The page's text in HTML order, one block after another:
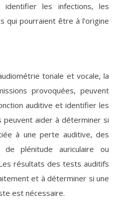
identifier les infections, les
qui pourraient être à l’origine
tonale et vocale, la
provoquées, peuvent
auditive et identifier les
peuvent aider à déterminer si
à une perte auditive, des
de plénitude auriculaire ou
résultats des tests auditifs
et à déterminer si une
est nécessaire.